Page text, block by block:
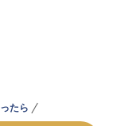
たら